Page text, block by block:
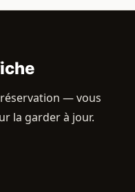
— vous
la garder à jour.